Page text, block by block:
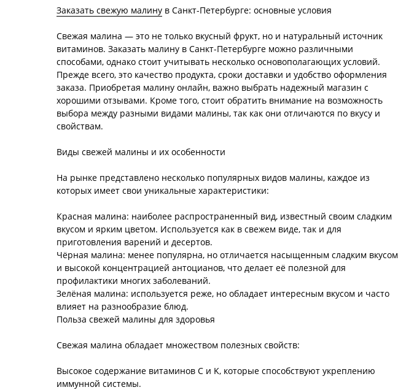
Заказать свежую малину в Санкт-Петербурге: основные условия
Свежая малина — это не только вкусный фрукт, но и натуральный источник
витаминов. Заказать малину в Санкт-Петербурге можно различными
способами, однако стоит учитывать несколько основополагающих условий.
Прежде всего, это качество продукта, сроки доставки и удобство оформления
заказа. Приобретая малину онлайн, важно выбрать надежный магазин с
хорошими отзывами. Кроме того, стоит обратить внимание на возможность
выбора между разными видами малины, так как они отличаются по вкусу и
свойствам.
Виды свежей малины и их особенности
На рынке представлено несколько популярных видов малины, каждое из
которых имеет свои уникальные характеристики:
Красная малина: наиболее распространенный вид, известный своим сладким
вкусом и ярким цветом. Используется как в свежем виде, так и для
приготовления варений и десертов.
Чёрная малина: менее популярна, но отличается насыщенным сладким вкусом
и высокой концентрацией антоцианов, что делает её полезной для
профилактики многих заболеваний.
Зелёная малина: используется реже, но обладает интересным вкусом и часто
влияет на разнообразие блюд.
Польза свежей малины для здоровья
Свежая малина обладает множеством полезных свойств:
Высокое содержание витаминов C и K, которые способствуют укреплению
иммунной системы.